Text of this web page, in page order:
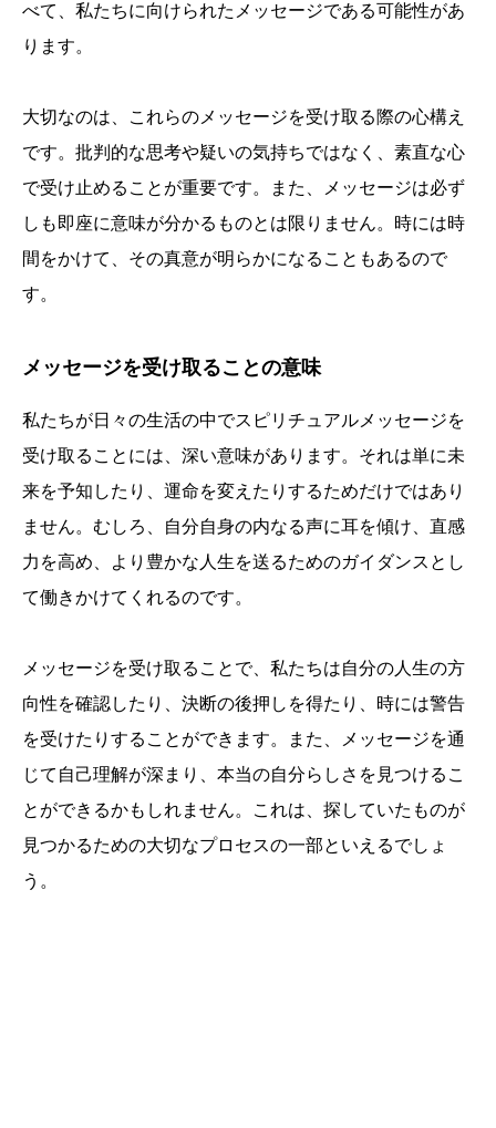
べて、私たちに向けられたメッセージである可能性があ
ります。
大切なのは、これらのメッセージを受け取る際の心構え
です。批判的な思考や疑いの気持ちではなく、素直な心
で受け止めることが重要です。また、メッセージは必ず
しも即座に意味が分かるものとは限りません。時には時
間をかけて、その真意が明らかになることもあるので
す。
メッセージを受け取ることの意味
私たちが日々の生活の中でスピリチュアルメッセージを
受け取ることには、深い意味があります。それは単に未
来を予知したり、運命を変えたりするためだけではあり
ません。むしろ、自分自身の内なる声に耳を傾け、直感
力を高め、より豊かな人生を送るためのガイダンスとし
て働きかけてくれるのです。
メッセージを受け取ることで、私たちは自分の人生の方
向性を確認したり、決断の後押しを得たり、時には警告
を受けたりすることができます。また、メッセージを通
じて自己理解が深まり、本当の自分らしさを見つけるこ
とができるかもしれません。これは、探していたものが
見つかるための大切なプロセスの一部といえるでしょ
う。